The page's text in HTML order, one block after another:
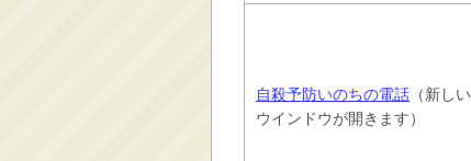
自殺予防いのちの電話 （新しい
ウインドウが開きます）